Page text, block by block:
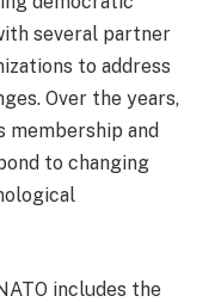
several partner
to address
Over the years,
membership and
to changing
includes the